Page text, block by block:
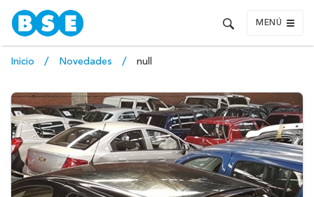
MENÚ
Inicio Novedades null